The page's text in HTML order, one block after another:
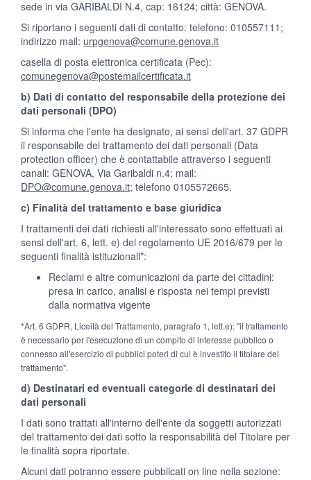
sede in via GARIBALDI N.4, cap: 16124; città: GENOVA.
Si riportano i seguenti dati di contatto: telefono: 010557111;
indirizzo mail: urpgenova@comune.genova.it
casella di posta elettronica certificata (Pec):
comunegenova@postemailcertificata.it
b) Dati di contatto del responsabile della protezione dei
dati personali (DPO)
Si informa che l'ente ha designato, ai sensi dell'art. 37 GDPR
il responsabile del trattamento dei dati personali (Data
protection officer) che è contattabile attraverso i seguenti
canali: GENOVA, Via Garibaldi n.4; mail:
DPO@comune.genova.it; telefono 0105572665.
c) Finalità del trattamento e base giuridica
I trattamenti dei dati richiesti all'interessato sono effettuati ai
sensi dell'art. 6, lett. e) del regolamento UE 2016/679 per le
seguenti finalità istituzionali*:
Reclami e altre comunicazioni da parte dei cittadini:
presa in carico, analisi e risposta nei tempi previsti
dalla normativa vigente
*Art. 6 GDPR, Liceità del Trattamento, paragrafo 1, lett.e): "il trattamento
è necessario per l'esecuzione di un compito di interesse pubblico o
connesso all'esercizio di pubblici poteri di cui è investito il titolare del
trattamento".
d) Destinatari ed eventuali categorie di destinatari dei
dati personali
I dati sono trattati all'interno dell'ente da soggetti autorizzati
del trattamento dei dati sotto la responsabilità del Titolare per
le finalità sopra riportate.
Alcuni dati potranno essere pubblicati on line nella sezione: